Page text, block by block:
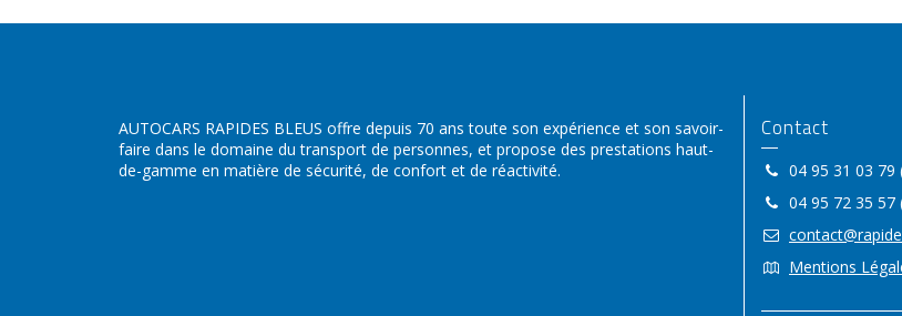
AUTOCARS RAPIDES BLEUS offre depuis 70 ans toute son expérience et son savoir-
faire dans le domaine du transport de personnes, et propose des prestations haut-
de-gamme en matière de sécurité, de confort et de réactivité.
Contact
04 95 31 03 79
04 95 72 35 57
Mentions